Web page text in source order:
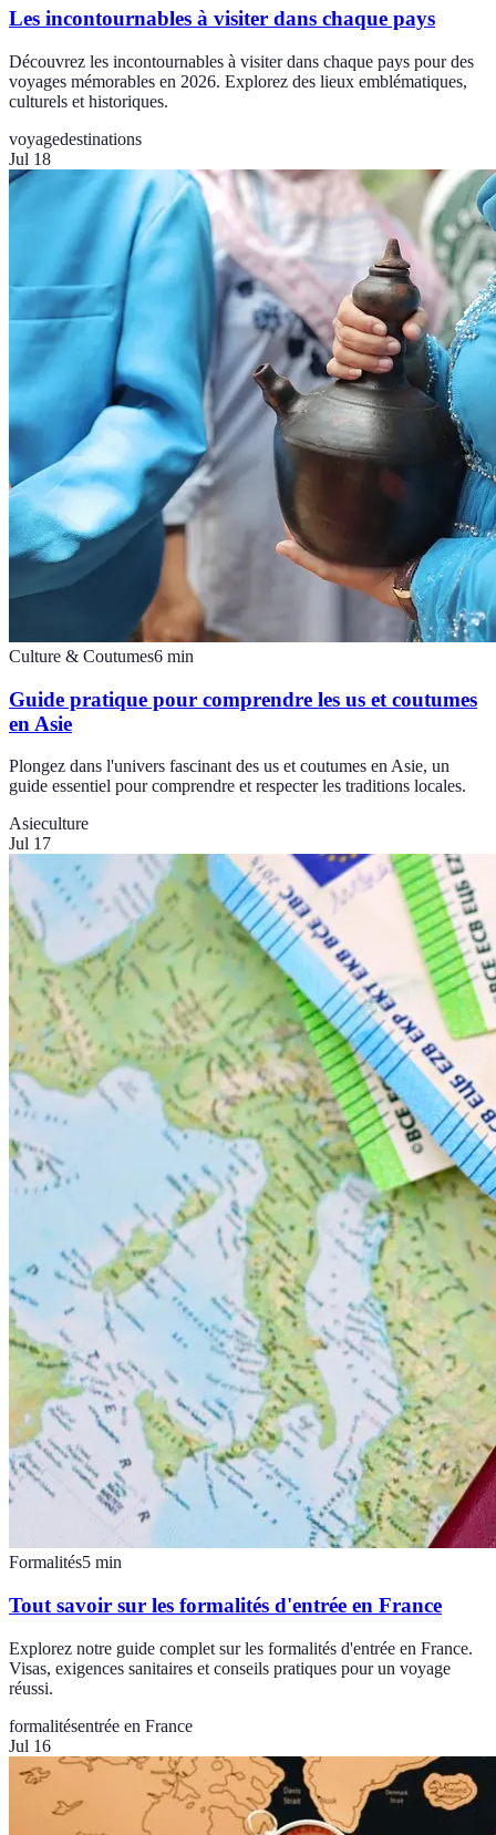
Les incontournables à visiter dans chaque pays
Découvrez les incontournables à visiter dans chaque pays pour des
voyages mémorables en 2026. Explorez des lieux emblématiques,
culturels et historiques.
voyagedestinations
Jul 18
Culture & Coutumes6 min
Guide pratique pour comprendre les us et coutumes
en Asie
Plongez dans l'univers fascinant des us et coutumes en Asie, un
guide essentiel pour comprendre et respecter les traditions locales.
Asieculture
Jul 17
Formalités5 min
Tout savoir sur les formalités d'entrée en France
Explorez notre guide complet sur les formalités d'entrée en France.
Visas, exigences sanitaires et conseils pratiques pour un voyage
réussi.
formalitésentrée en France
Jul 16